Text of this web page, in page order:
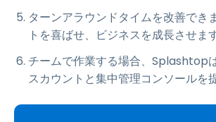
ターンアラウンドタイムを改善でき
トを喜ばせ、ビジネスを成長させます
チームで作業する場合、Splashtop
スカウントと集中管理コンソールを